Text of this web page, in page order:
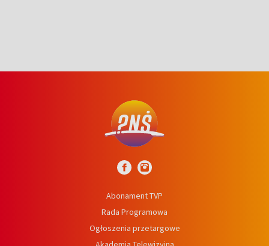
Abonament TVP
Rada Programowa
Ogłoszenia przetargowe